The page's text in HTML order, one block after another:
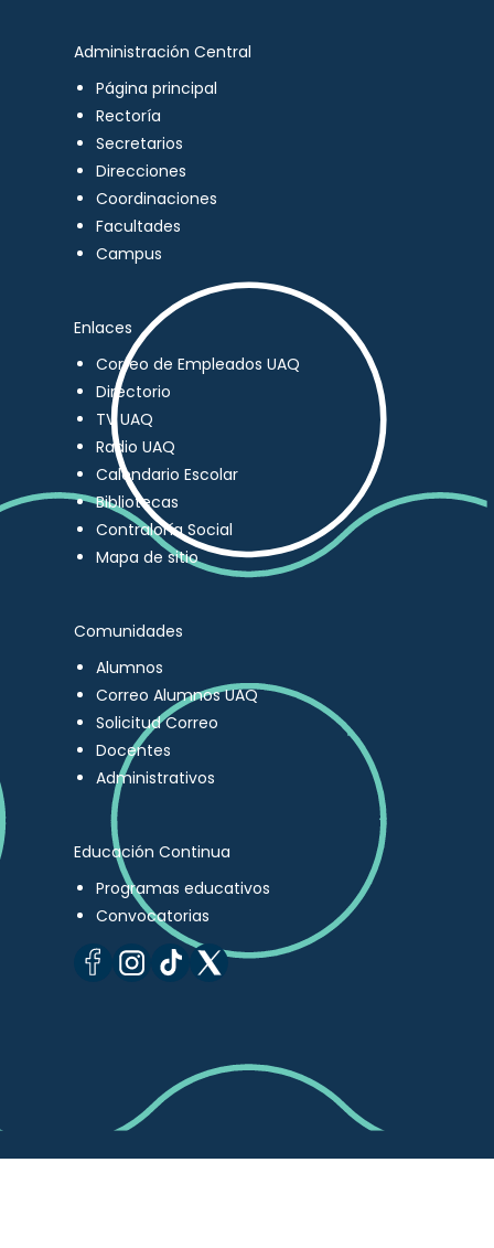
Administración Central
Página principal
Rectoría
Secretarios
Direcciones
Coordinaciones
Facultades
Campus
Enlaces
Correo de Empleados UAQ
Directorio
TV UAQ
Radio UAQ
Calendario Escolar
Bibliotecas
Contraloría Social
Mapa de sitio
Comunidades
Alumnos
Correo Alumnos UAQ
Solicitud Correo
Docentes
Administrativos
Educación Continua
Programas educativos
Convocatorias